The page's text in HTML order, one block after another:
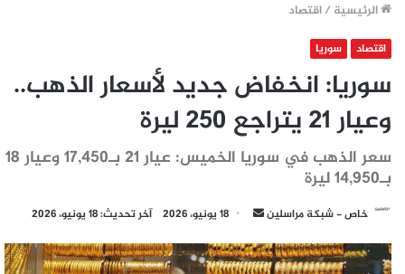
الرئيسية /اقتصاد
اقتصاد سوريا
سوريا: انخفاض جديد لأسعار الذهب..
وعيار 21 يتراجع 250 ليرة
سعر الذهب في سوريا الخميس: عيار 21 بـ17,450 وعيار 18
بـ14,950 ليرة
خاص - شبكة مراسلين
أرسل
إلكترونيا
18 يونيو، 2026 آخر تحديث: 18 يونيو، 2026